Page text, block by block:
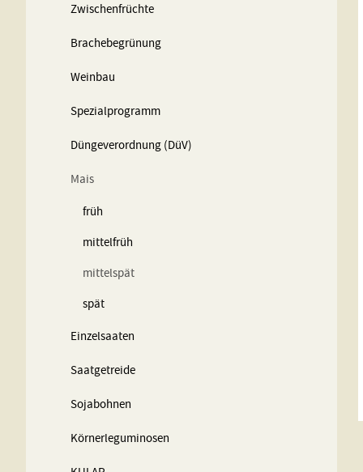
Zwischenfrüchte
Humusaufbau & Begrünung
Futternutzung
Brachebegrünung
Weinbau
Spezialprogramm
Düngeverordnung (DüV)
Ackerfutter ohne Leguminosen (DüV)
Zwischenfrüchte über 50% Leguminosen (DüV)
Zwischenfrüchte unter 50% Leguminosen (DüV)
Zwischenfrüchte Leguminosenfrei (DüV)
Mais
früh
mittelfrüh
mittelspät
spät
Einzelsaaten
Kruziferen
Gräser
Zwischenfrüchte
Saatgetreide
Sojabohnen
Körnerleguminosen